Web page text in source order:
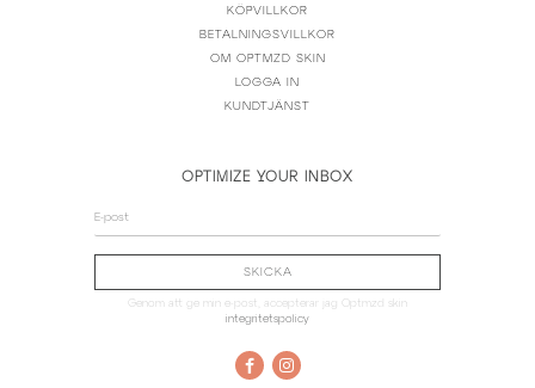
KÖPVILLKOR
BETALNINGSVILLKOR
OM OPTMZD SKIN
LOGGA IN
KUNDTJÄNST
OPTIMIZE YOUR INBOX
Genom att ge min e-post, accepterar jag Optmzd skin
integritetspolicy